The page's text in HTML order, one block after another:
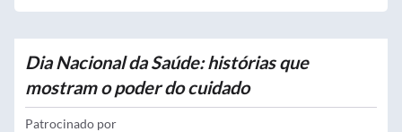
Dia Nacional da Saúde: histórias que
mostram o poder do cuidado
Patrocinado por